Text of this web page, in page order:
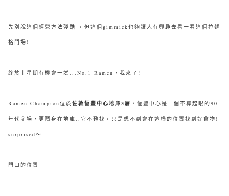
先別說這個經營方法殘酷 ，但這個gimmick也夠讓人有興趣去看一看這個拉麵
格鬥場!
終於上星期有機會一試...No.1 Ramen，我來了!
Ramen Champion位於佐敦恆豐中心地庫3層 ， 恆豐中心是一個不算起眼的90
年代商場，更隱身在地庫..它不難找，只是想不到會在這樣的位置找到好食物!
surprised～
門口的位置